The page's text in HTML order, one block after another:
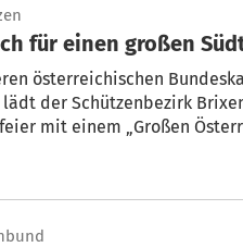
für einen großen
österreichischen
lädt der Schützenbezirk
mit einem „Großen
Lechner.